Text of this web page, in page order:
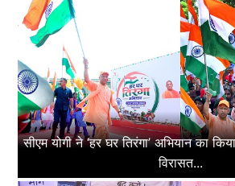
सीएम योगी ने ‘हर घर तिरंगा’ अभियान का
विरासत...